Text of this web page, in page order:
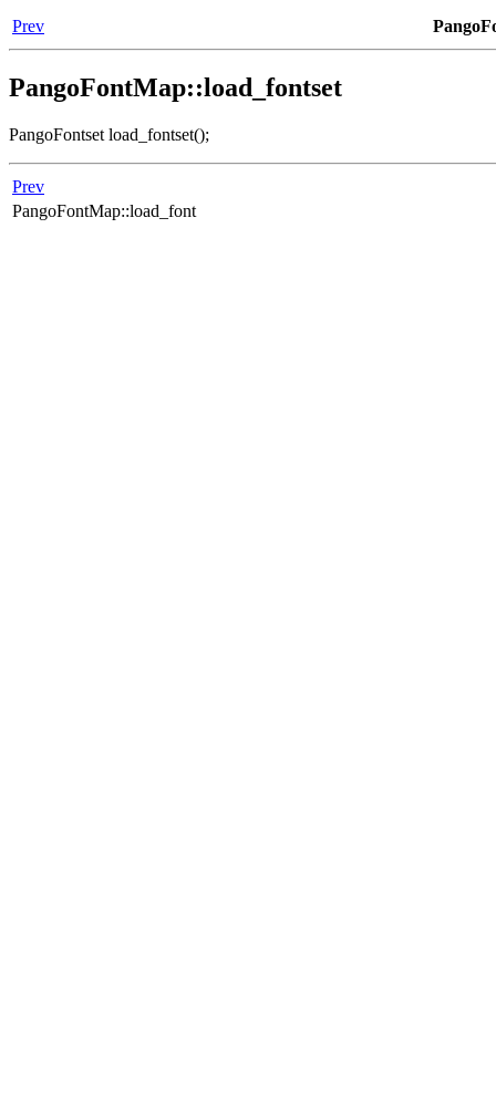
Prev
PangoFontMap::load_fontset
PangoFontset load_fontset();
Prev
PangoFontMap::load_font